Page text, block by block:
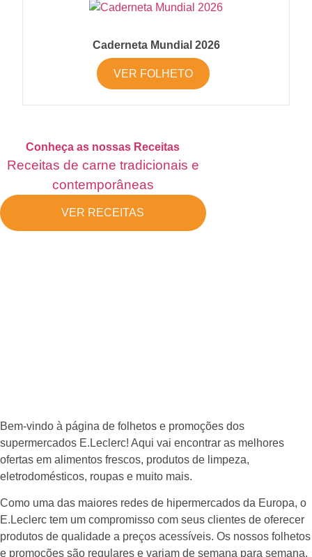
Caderneta Mundial 2026
VER FOLHETO
Conheça as nossas Receitas
Receitas de carne tradicionais e
contemporâneas
VER RECEITAS
Bem-vindo à página de folhetos e promoções dos
supermercados E.Leclerc! Aqui vai encontrar as melhores
ofertas em alimentos frescos, produtos de limpeza,
eletrodomésticos, roupas e muito mais.
Como uma das maiores redes de hipermercados da Europa, o
E.Leclerc tem um compromisso com seus clientes de oferecer
produtos de qualidade a preços acessíveis. Os nossos folhetos
e promoções são regulares e variam de semana para semana.